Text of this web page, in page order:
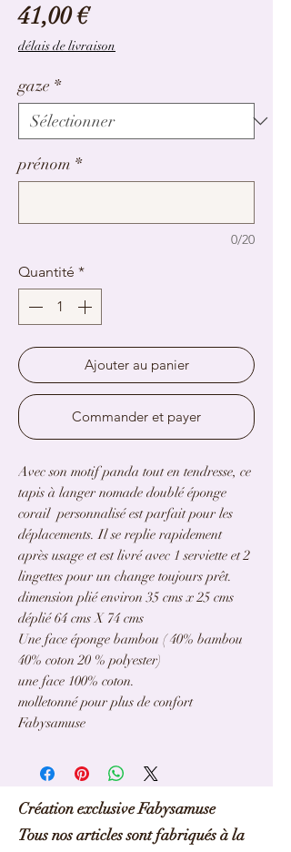
41,00 €Prix
délais de livraison
gaze *
prénom *
0/20
Quantité *
Ajouter au panier
Commander et payer
Avec son motif panda tout en tendresse, ce
tapis à langer nomade doublé éponge
corail personnalisé est parfait pour les
déplacements. Il se replie rapidement
après usage et est livré avec 1 serviette et 2
lingettes pour un change toujours prêt.
dimension plié environ 35 cms x 25 cms
déplié 64 cms X 74 cms
Une face éponge bambou ( 40% bambou
40% coton 20 % polyester)
une face 100% coton.
molletonné pour plus de confort
Fabysamuse
Création exclusive Fabysamuse
Tous nos articles sont fabriqués à la